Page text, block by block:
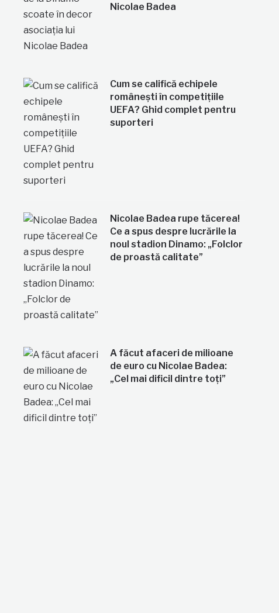
Nicolae Badea
Cum se califică echipele
românești în competițiile
UEFA? Ghid complet pentru
suporteri
Nicolae Badea rupe tăcerea!
Ce a spus despre lucrările la
noul stadion Dinamo: „Folclor
de proastă calitate”
A făcut afaceri de milioane
de euro cu Nicolae Badea:
„Cel mai dificil dintre toți”